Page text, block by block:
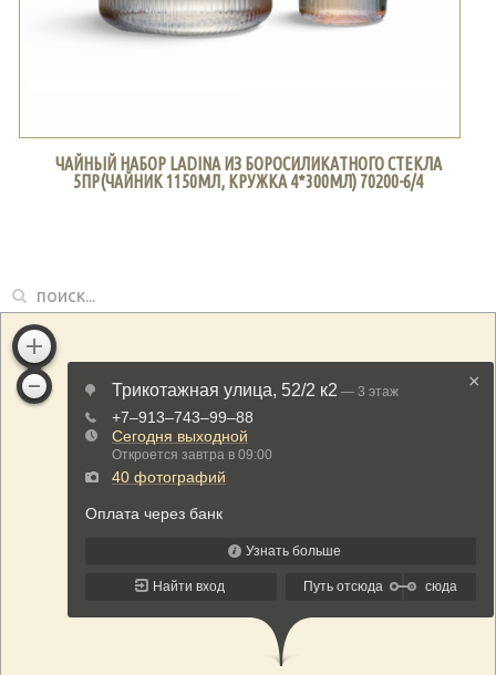
ЧАЙНЫЙ НАБОР LADINA ИЗ БОРОСИЛИКАТНОГО СТЕКЛА
5ПР(ЧАЙНИК 1150МЛ, КРУЖКА 4*300МЛ) 70200-6/4